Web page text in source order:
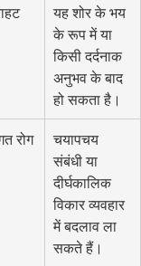
यह शोर के भय
के रूप में या
किसी दर्दनाक
अनुभव के बाद
हो सकता है।
रोग
चयापचय
संबंधी या
दीर्घकालिक
विकार व्यवहार
में बदलाव ला
सकते हैं।